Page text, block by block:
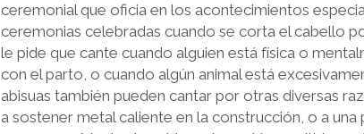
ceremonial que oficia en los acontecimientos
ceremonias celebradas cuando se corta el cabello
le pide que cante cuando alguien está física o
con el parto, o cuando al­gún animal está
abisuas también pueden cantar por otras diversas
a soste­ner metal caliente en la construcción, o a